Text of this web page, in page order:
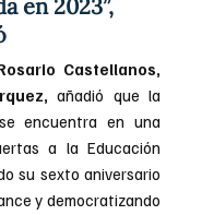
en 2023”,
Castellanos,
añadió que la
encuentra en una
a la Educación
su sexto aniversario
y democratizando